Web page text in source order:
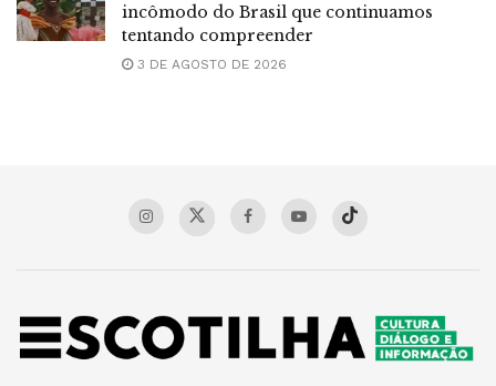
incômodo do Brasil que continuamos
tentando compreender
3 DE AGOSTO DE 2026